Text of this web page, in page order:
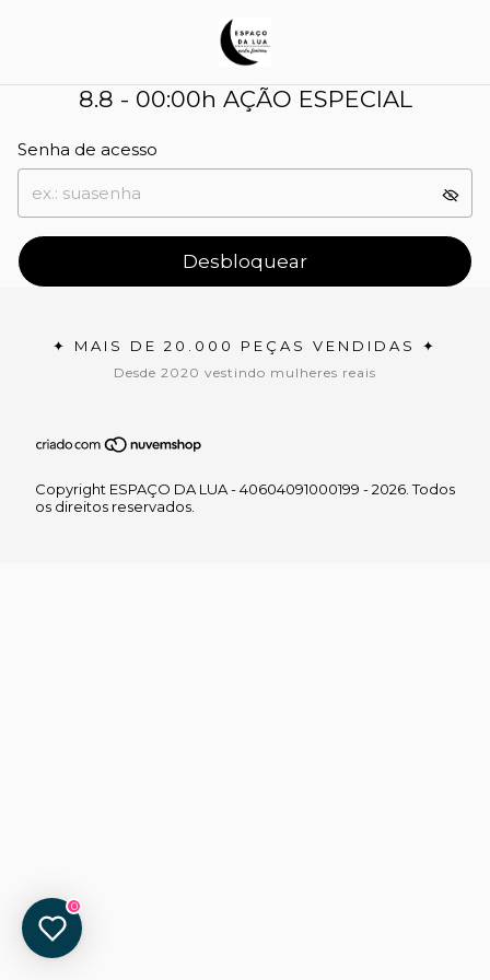
8.8 - 00:00h AÇÃO ESPECIAL
Senha de acesso
Desbloquear
✦ MAIS DE 20.000 PEÇAS VENDIDAS ✦
Desde 2020 vestindo mulheres reais
Copyright ESPAÇO DA LUA - 40604091000199 - 2026. Todos
os direitos reservados.
0